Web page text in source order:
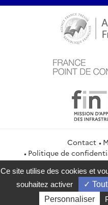
Contact
Politique de
Gestion des
service-public.gouv.fr
Ce site utilise des cookies et
souhaitez activer
Personnaliser